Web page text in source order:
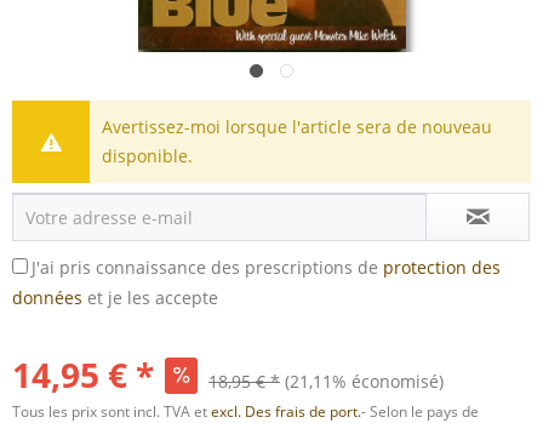
Avertissez-moi lorsque l'article sera de nouveau
disponible.
J'ai pris connaissance des prescriptions de protection des
données et je les accepte
14,95 € * 18,95 € * (21,11% économisé)
Tous les prix sont incl. TVA etexcl. Des frais de port.- Selon le pays de